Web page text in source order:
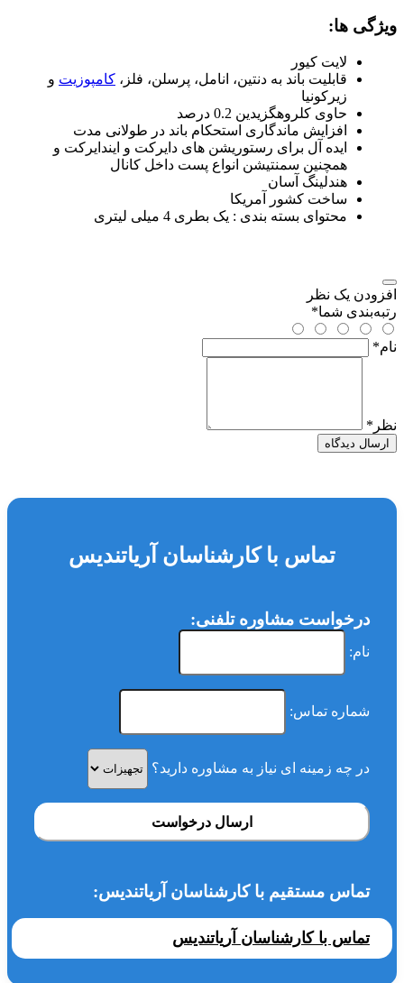
ویژگی ها:
لایت کیور
قابلیت باند به دنتین، انامل، پرسلن، فلز، کامپوزیت و
زیرکونیا
حاوی کلروهگزیدین 0.2 درصد
افزایش ماندگاری استحکام باند در طولانی مدت
ایده آل برای رستوریشن های دایرکت و ایندایرکت و
همچنین سمنتیشن انواع پست داخل کانال
هندلینگ آسان
ساخت کشور آمریکا
محتوای بسته بندی : یک بطری 4 میلی لیتری
افزودن یک نظر
رتبه‌بندی شما*
نام*
نظر *
ارسال دیدگاه
تماس با کارشناسان آریاتندیس
درخواست مشاوره تلفنی:
نام:
شماره تماس:
در چه زمینه ای نیاز به مشاوره دارید؟
ارسال درخواست
تماس مستقیم با کارشناسان آریاتندیس:
تماس با کارشناسان آریاتندیس